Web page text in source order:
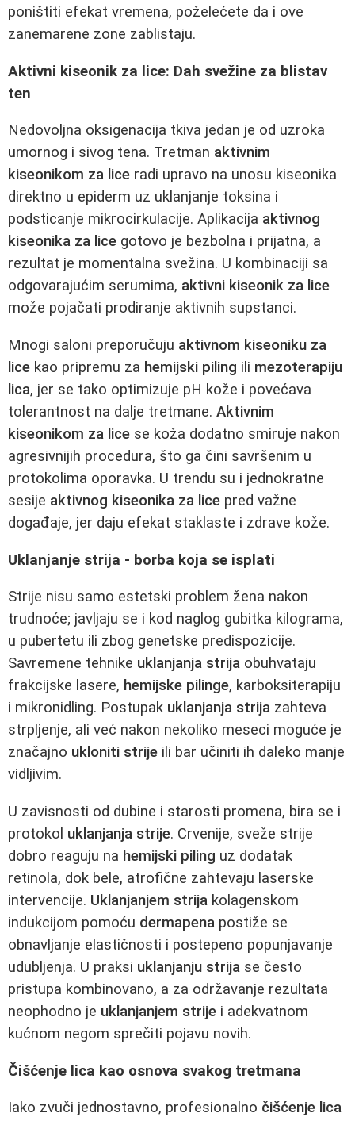
poništiti efekat vremena, poželećete da i ove
zanemarene zone zablistaju.
Aktivni kiseonik za lice: Dah svežine za blistav
ten
Nedovoljna oksigenacija tkiva jedan je od uzroka
umornog i sivog tena. Tretman aktivnim
kiseonikom za lice radi upravo na unosu kiseonika
direktno u epiderm uz uklanjanje toksina i
podsticanje mikrocirkulacije. Aplikacija aktivnog
kiseonika za lice gotovo je bezbolna i prijatna, a
rezultat je momentalna svežina. U kombinaciji sa
odgovarajućim serumima, aktivni kiseonik za lice
može pojačati prodiranje aktivnih supstanci.
Mnogi saloni preporučuju aktivnom kiseoniku za
lice kao pripremu za hemijski piling ili mezoterapiju
lica, jer se tako optimizuje pH kože i povećava
tolerantnost na dalje tretmane. Aktivnim
kiseonikom za lice se koža dodatno smiruje nakon
agresivnijih procedura, što ga čini savršenim u
protokolima oporavka. U trendu su i jednokratne
sesije aktivnog kiseonika za lice pred važne
događaje, jer daju efekat staklaste i zdrave kože.
Uklanjanje strija - borba koja se isplati
Strije nisu samo estetski problem žena nakon
trudnoće; javljaju se i kod naglog gubitka kilograma,
u pubertetu ili zbog genetske predispozicije.
Savremene tehnike uklanjanja strija obuhvataju
frakcijske lasere, hemijske pilinge, karboksiterapiju
i mikronidling. Postupak uklanjanja strija zahteva
strpljenje, ali već nakon nekoliko meseci moguće je
značajno ukloniti strije ili bar učiniti ih daleko manje
vidljivim.
U zavisnosti od dubine i starosti promena, bira se i
protokol uklanjanja strije. Crvenije, sveže strije
dobro reaguju na hemijski piling uz dodatak
retinola, dok bele, atrofične zahtevaju laserske
intervencije. Uklanjanjem strija kolagenskom
indukcijom pomoću dermapena postiže se
obnavljanje elastičnosti i postepeno popunjavanje
udubljenja. U praksi uklanjanju strija se često
pristupa kombinovano, a za održavanje rezultata
neophodno je uklanjanjem strije i adekvatnom
kućnom negom sprečiti pojavu novih.
Čišćenje lica kao osnova svakog tretmana
Iako zvuči jednostavno, profesionalno čišćenje lica